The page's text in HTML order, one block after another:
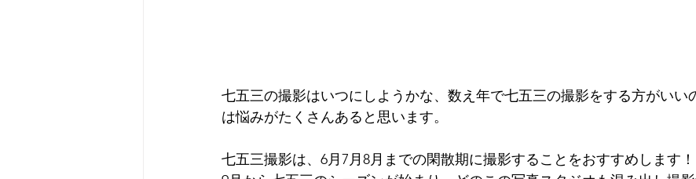
七五三の撮影はいつにしようかな、数え年で七五三の撮影をする方がいい
は悩みがたくさんあると思います。
七五三撮影は、6月7月8月までの閑散期に撮影することをおすすめします！